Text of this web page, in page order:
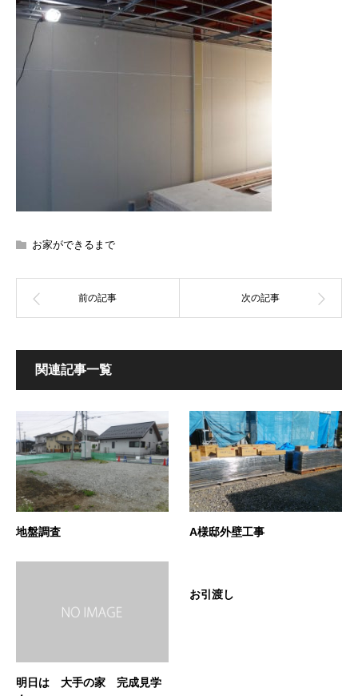
お家ができるまで
関連記事一覧
地盤調査 A様邸外壁工事
明日は 大手の家 完成見学
お引渡し